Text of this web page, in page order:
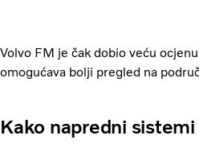
Volvo FM je čak dobio veću
omogućava bolji pregled na
Kako napredni